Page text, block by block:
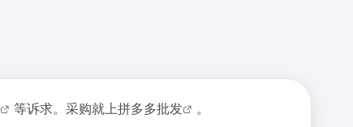
等诉求。采购就上拼多多批发 。